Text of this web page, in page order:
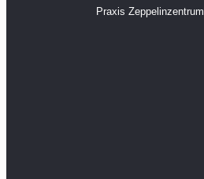
Praxis Zeppelinzentrum